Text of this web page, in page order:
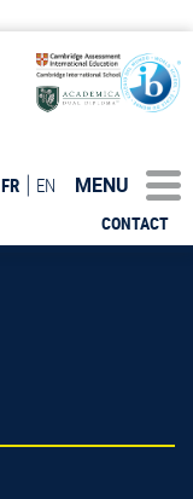
CONTACT
FR EN MENU